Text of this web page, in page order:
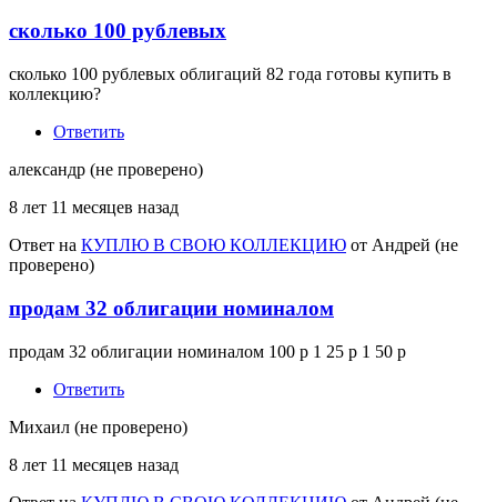
сколько 100 рублевых
сколько 100 рублевых облигаций 82 года готовы купить в
коллекцию?
Ответить
александр (не проверено)
8 лет 11 месяцев назад
Ответ на КУПЛЮ В СВОЮ КОЛЛЕКЦИЮ от Андрей (не
проверено)
продам 32 облигации номиналом
продам 32 облигации номиналом 100 р 1 25 р 1 50 р
Ответить
Михаил (не проверено)
8 лет 11 месяцев назад